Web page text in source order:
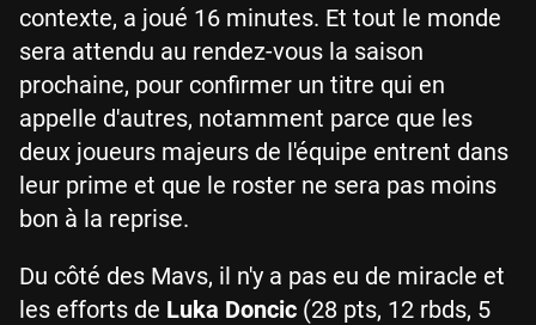
contexte, a joué 16 minutes. Et tout le monde
sera attendu au rendez-vous la saison
prochaine, pour confirmer un titre qui en
appelle d'autres, notamment parce que les
deux joueurs majeurs de l'équipe entrent dans
leur prime et que le roster ne sera pas moins
bon à la reprise.
Du côté des Mavs, il n'y a pas eu de miracle et
les efforts de Luka Doncic (28 pts, 12 rbds, 5